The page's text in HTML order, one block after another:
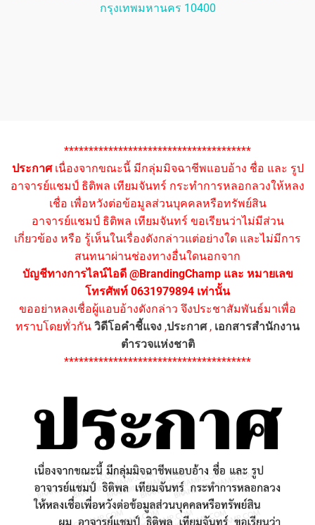
กรุงเทพมหานคร 10400
**************************************
ประกาศเนื่องจากขณะนี้ มีกลุ่มมิจฉาชีพแอบอ้าง ชื่อ และ รูป
อาจารย์แชมป์ ธิติพล เทียมจันทร์ กระทำการหลอกลวงให้หลง
เชื่อ เพื่อหวังต่อข้อมูลส่วนบุคคลหรือทรัพย์สิน
อาจารย์แชมป์ ธิติพล เทียมจันทร์ ขอเรียนว่าไม่มีส่วน
เกี่ยวข้อง หรือ รู้เห็นในเรื่องดังกล่าวแต่อย่างใด และไม่มีการ
สนทนาผ่านช่องทางอื่นใดนอกจาก
บัญชีทางการไลน์ไอดี @BrandingChamp และ หมายเลข
โทรศัพท์ 0631979894 เท่านั้น
ขออย่าหลงเชื่อผู้แอบอ้างดังกล่าว จึงประชาสัมพันธ์มาเพื่อ
ทราบโดยทั่วกัน วิดีโอคำชี้แจง ,ประกาศ, เอกสารสำนักงาน
ตำรวจแห่งชาติ
**************************************